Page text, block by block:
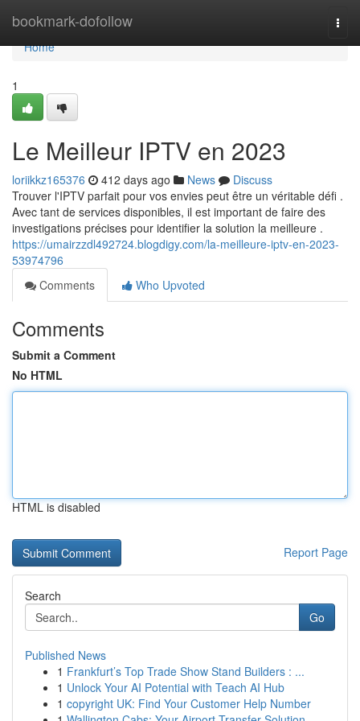
bookmark-dofollow
Home
Home
1
Le Meilleur IPTV en 2023
loriikkz165376 412 days ago News
Discuss
Trouver l'IPTV parfait pour vos envies peut être un véritable défi .
Avec tant de services disponibles, il est important de faire des
investigations précises pour identifier la solution la meilleure .
https://umairzzdl492724.blogdigy.com/la-meilleure-iptv-en-2023-
53974796
Comments
Who Upvoted
Comments
Submit a Comment
No HTML
HTML is disabled
Report Page
Search
Go
Published News
1 Frankfurt’s Top Trade Show Stand Builders : ...
1 Unlock Your AI Potential with Teach AI Hub
1 copyright UK: Find Your Customer Help Number